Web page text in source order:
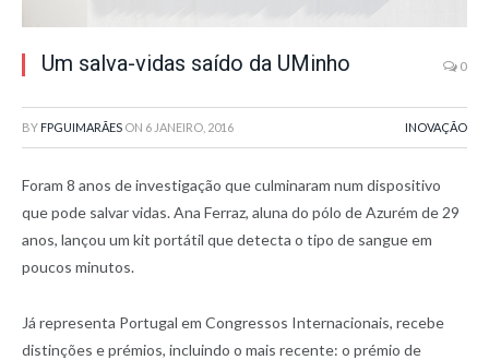
Um salva-vidas saído da UMinho 0
BY FPGUIMARÃES ON 6 JANEIRO, 2016 INOVAÇÃO
Foram 8 anos de investigação que culminaram num dispositivo
que pode salvar vidas. Ana Ferraz, aluna do pólo de Azurém de 29
anos, lançou um kit portátil que detecta o tipo de sangue em
poucos minutos.
Já representa Portugal em Congressos Internacionais, recebe
distinções e prémios, incluindo o mais recente: o prémio de